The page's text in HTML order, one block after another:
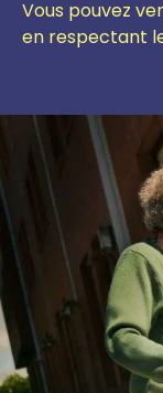
Vous pouvez
en respectant